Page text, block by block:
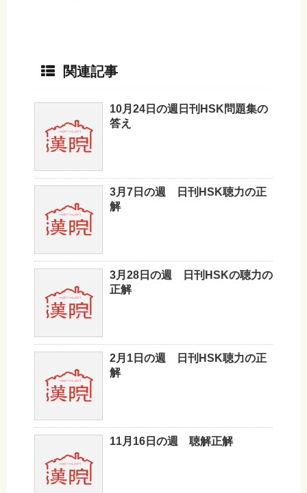
関連記事
10月24日の週日刊HSK問題集の
答え
3月7日の週 日刊HSK聴力の正
解
3月28日の週 日刊HSKの聴力の
正解
2月1日の週 日刊HSK聴力の正
解
11月16日の週 聴解正解